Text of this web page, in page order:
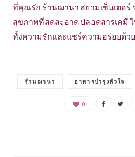
ที่คุณรัก ร้านฌานา สยามเซ็นเตอร์
สุขภาพที่สดสะอาด ปลอดสารเคมี
ทั้งความรักและแชร์ความอร่อยด้
ร้านฌานา อาหารบำรุงหัวใจ
0